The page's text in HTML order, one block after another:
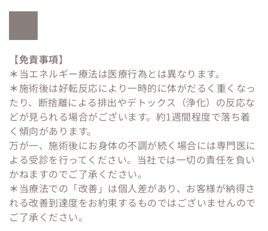
【免責事項】
＊ 当エネルギー療法は医療行為とは異なります。
​＊施術後は好転反応により一時的に体がだるく重くなっ
たり、断捨離による排出やデトックス（浄化）の反応な
どが見られる場合がございます。約1週間程度で落ち着
く傾向があります。
万が一、施術後にお身体の不調が続く場合には専門医に
よる受診を行ってください。当社では一切の責任を負い
かねますのでご了承ください。
＊ 当療法での「改善」は個人差があり、お客様が納得さ
れる改善到達度をお約束するものではございませんので
ご了承ください。